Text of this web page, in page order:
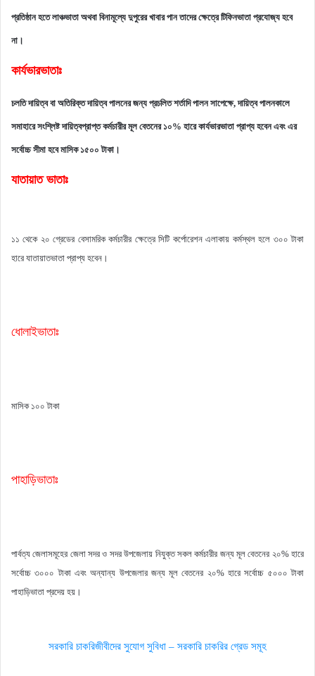
প্রতিষ্ঠান হতে লাঞ্চভাতা অথবা বিনামূল্যে দুপুরের খাবার পান তাদের ক্ষেত্রে টিফিনভাতা প্রযোজ্য হবে
না।
কার্যভারভাতাঃ
চলতি দায়িত্ব বা অতিরিক্ত দায়িত্ব পালনের জন্য প্রচলিত শর্তাদি পালন সাপেক্ষে, দায়িত্ব পালনকালে
সমাহারে সংশ্লিষ্ট দায়িত্বপ্রাপ্ত কর্মচারীর মূল বেতনের ১০% হারে কার্যভারভাতা প্রাপ্য হবেন এবং এর
সর্বোচ্চ সীমা হবে মাসিক ১৫০০ টাকা।
যাতায়াত ভাতাঃ
১১ থেকে ২০ গ্রেডের বেসামরিক কর্মচারীর ক্ষেত্রে সিটি কর্পোরেশন এলাকায় কর্মস্থল হলে ৩০০ টাকা
হারে যাতায়াতভাতা প্রাপ্য হবেন।
ধোলাইভাতাঃ
মাসিক ১০০ টাকা
পাহাড়িভাতাঃ
পার্বত্য জেলাসমূহের জেলা সদর ও সদর উপজেলায় নিযুক্ত সকল কর্মচারীর জন্য মূল বেতনের ২০% হারে
সর্বোচ্চ ৩০০০ টাকা এবং অন্যান্য উপজেলার জন্য মূল বেতনের ২০% হারে সর্বোচ্চ ৫০০০ টাকা
পাহাড়িভাতা প্রদেয় হয়।
সরকারি চাকরিজীবীদের সুযোগ সুবিধা – সরকারি চাকরির গ্রেড সমূহ